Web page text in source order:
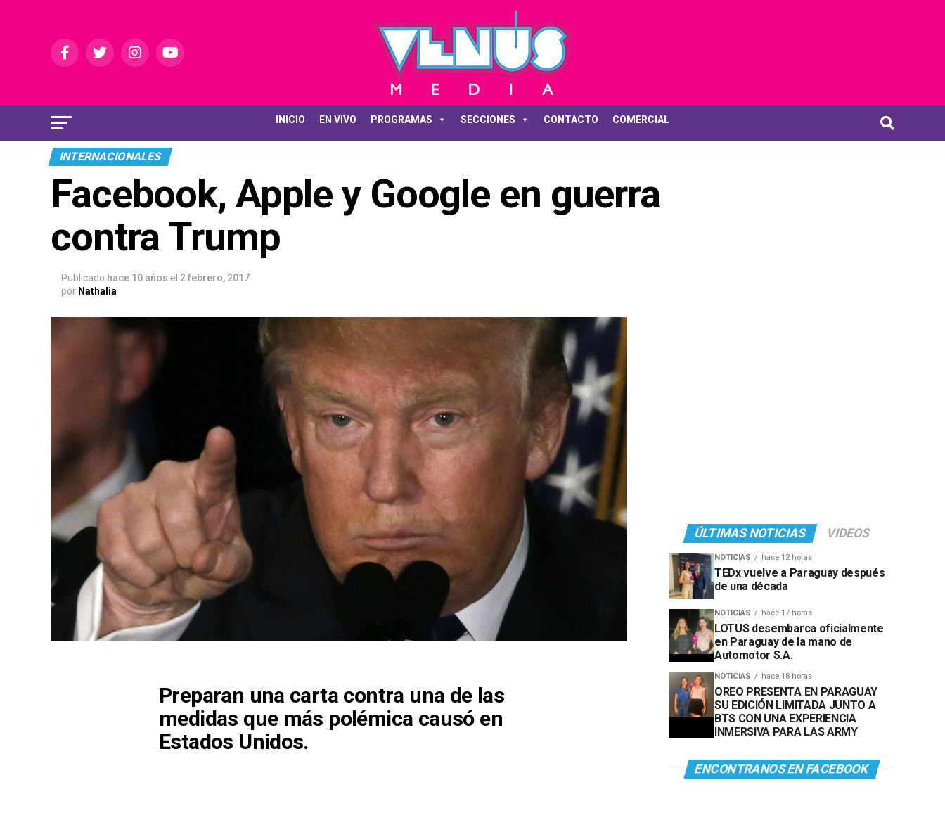
INICIO EN VIVO PROGRAMAS SECCIONES CONTACTO COMERCIAL
INTERNACIONALES
Facebook, Apple y Google en guerra
contra Trump
Publicado hace 10 años el 2 febrero, 2017
por Nathalia
Preparan una carta contra una de las
medidas que más polémica causó en
Estados Unidos.
ÚLTIMAS NOTICIAS VIDEOS
NOTICIAS hace 12 horas
TEDx vuelve a Paraguay después
de una década
NOTICIAS hace 17 horas
LOTUS desembarca oficialmente
en Paraguay de la mano de
Automotor S.A.
NOTICIAS hace 18 horas
OREO PRESENTA EN PARAGUAY
SU EDICIÓN LIMITADA JUNTO A
BTS CON UNA EXPERIENCIA
INMERSIVA PARA LAS ARMY
ENCONTRANOS EN FACEBOOK